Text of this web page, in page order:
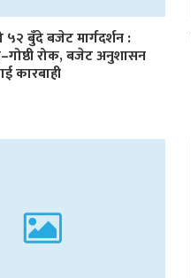
५२ बुँदे बजेट मार्गदर्शन :
रोक, बजेट अनुशासन
कारबाही